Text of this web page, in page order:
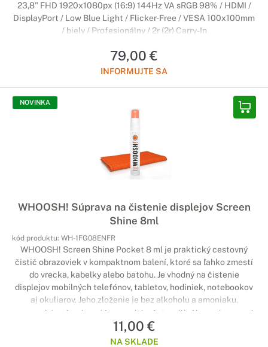
23,8" FHD 1920x1080px (16:9) 144Hz VA sRGB 98% / HDMI /
DisplayPort / Low Blue Light / Flicker-Free / VESA 100x100mm
/ biely / Profesionálny / 2r (2r) Carry-In
79,00 €
INFORMUJTE SA
NOVINKA
WHOOSH! Súprava na čistenie displejov Screen
Shine 8ml
kód produktu: WH-1FG08ENFR
WHOOSH! Screen Shine Pocket 8 ml je praktický cestovný
čistič obrazoviek v kompaktnom balení, ktoré sa ľahko zmestí
do vrecka, kabelky alebo batohu. Je vhodný na čistenie
displejov mobilných telefónov, tabletov, hodiniek, notebookov
aj okuliarov. Jeho zloženie je bez alkoholu a amoniaku,
nezanecháva šmuhy a účinne odstraňuje odtlačky prstov, prach
aj mastnotu. Vďaka malému objemu je ideálny na rýchle
čistenie kdekoľvek na cestách.
11,00 €
NA SKLADE